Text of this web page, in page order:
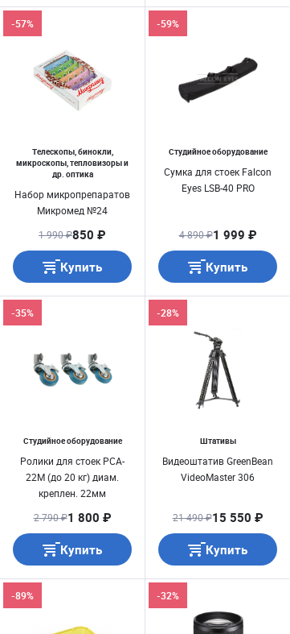
Телескопы, бинокли,
микроскопы, тепловизоры и
др. оптика
Набор микропрепаратов
Микромед №24
-57%
1 990 ₽850 ₽
Купить
Студийное оборудование
Сумка для стоек Falcon
Eyes LSB-40 PRO
-59%
4 890 ₽1 999 ₽
Купить
Студийное оборудование
Ролики для стоек PCA-
22M (до 20 кг) диам.
креплен. 22мм
-35%
2 790 ₽1 800 ₽
Купить
Штативы
Видеоштатив GreenBean
VideoMaster 306
-28%
21 490 ₽15 550 ₽
Купить
-89% -32%